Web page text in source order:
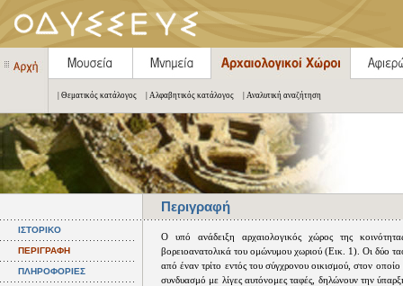
| Θεματικός κατάλογος | Αλφαβητικός κατάλογος | Αναλυτική αναζήτηση
Περιγραφή
ΙΣΤΟΡΙΚΟ
ΠΕΡΙΓΡΑΦΗ
ΠΛΗΡΟΦΟΡΙΕΣ
Ο υπό ανάδειξη αρχαιολογικός χώρος της
βορειοανατολικά του ομώνυμου χωριού (Εικ. 1). Οι δύο
από έναν τρίτο εντός του σύγχρονου οικισμού, στον
συνδυασμό με λίγες αυτόνομες ταφές, δηλώνουν την